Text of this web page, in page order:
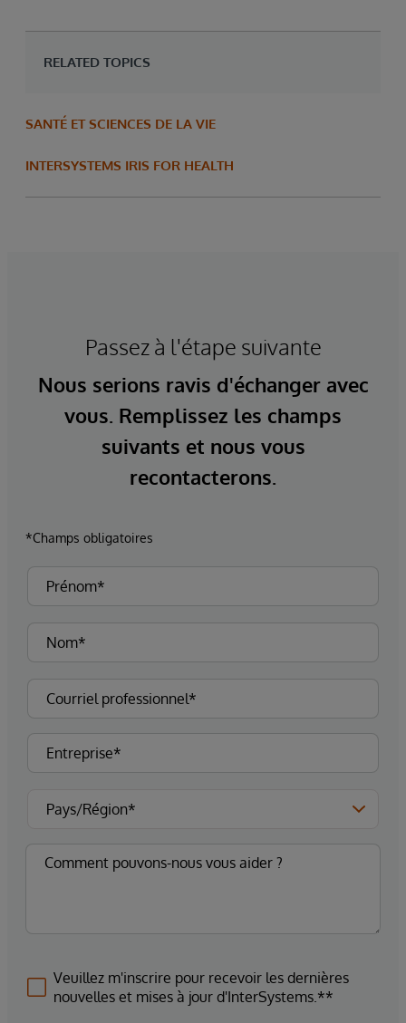
RELATED TOPICS
SANTÉ ET SCIENCES DE LA VIE
INTERSYSTEMS IRIS FOR HEALTH
Passez à l'étape suivante
Nous serions ravis d'échanger avec
vous. Remplissez les champs
suivants et nous vous
recontacterons.
*Champs obligatoires
Veuillez m'inscrire pour recevoir les dernières
nouvelles et mises à jour d'InterSystems.**